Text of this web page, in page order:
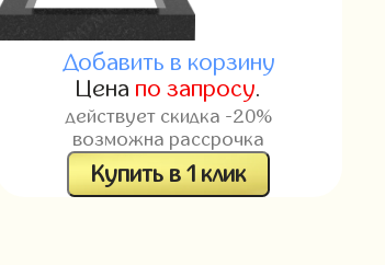
Добавить в корзину
Цена по запросу.
действует скидка -20%
возможна рассрочка
Купить в 1 клик